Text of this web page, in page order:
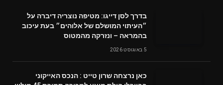
בדרך לסן דייגו: מטיפה נוצריה דיברה על
״העיתוי המושלם של אלוהים״ בעת עיכוב
בהמראה – ונזרקה מהמטוס
5 באוגוסט 2026